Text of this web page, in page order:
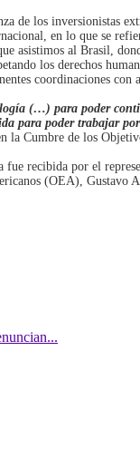
de los inversionistas
en lo que se
asistimos al Brasil,
los derechos
coordinaciones
(…) para poder
para poder trabajar
la Cumbre de los
recibida por el
(OEA), Gustavo